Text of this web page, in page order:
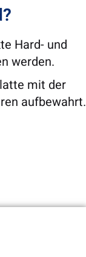
Hard- und
werden.
mit der
aufbewahrt.